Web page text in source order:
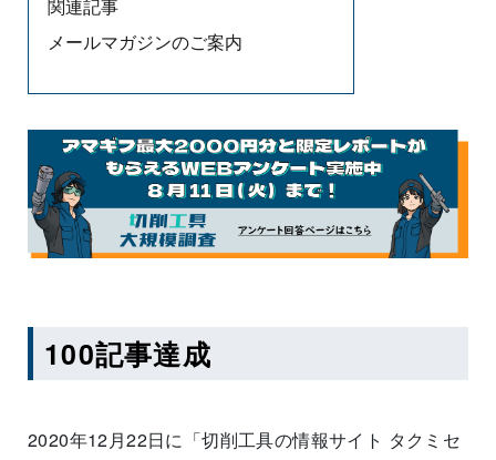
関連記事
メールマガジンのご案内
100記事達成
2020年12月22日に「切削工具の情報サイト タクミセ